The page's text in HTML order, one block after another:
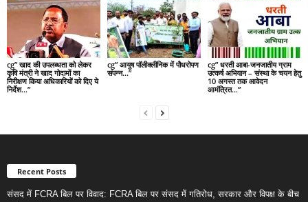
cg” खाद की उपलब्धता को लेकर
कृषि मंत्री ने खाद गोदामों का
निरीक्षण किया अधिकारियों को दिए ये
निर्देश…”
cg” आयुष पॉलीक्लीनिक में पौधरोपण
संपन्न…”
cg” धरती आबा-जनजातीय ग्राम
उत्कर्ष अभियान – संस्था के चयन हेतु
10 अगस्त तक आवेदन
आमंत्रित…”
Recent Posts
संसद में FCRA बिल पर विवाद: FCRA बिल पर संसद में गतिरोध, सरकार और विपक्ष के बीच